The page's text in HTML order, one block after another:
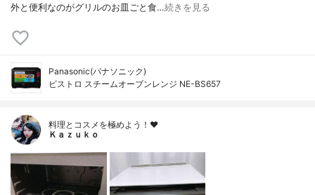
外と便利なのがグリルのお皿ごと食…続きを見る
Panasonic(パナソニック)
ビストロ スチームオーブンレンジ NE-BS657
料理とコスメを極めよう！♥
Ｋａｚｕｋｏ